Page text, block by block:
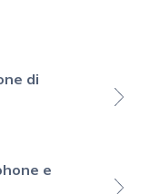
di
e